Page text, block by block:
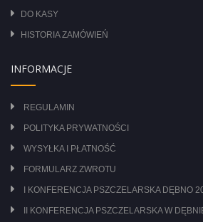
DO KASY
HISTORIA ZAMÓWIEŃ
INFORMACJE
REGULAMIN
POLITYKA PRYWATNOŚCI
WYSYŁKA I PŁATNOŚĆ
FORMULARZ ZWROTU
I KONFERENCJA PSZCZELARSKA DĘBNO
II KONFERENCJA PSZCZELARSKA W